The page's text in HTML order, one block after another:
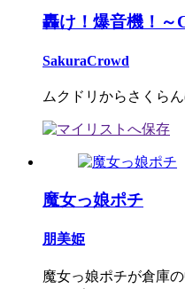
轟け！爆音機！～
SakuraCrowd
ムクドリからさくら
魔女っ娘ポチ
朋美姫
魔女っ娘ポチが倉庫